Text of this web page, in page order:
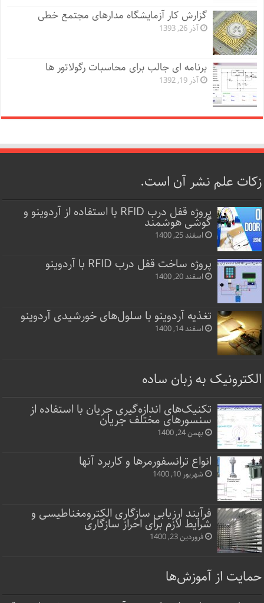
گزارش کار آزمایشگاه مدارهای مجتمع خطی
آذر 26, 1393
برنامه ای جالب برای محاسبات رگولاتور ها
آذر 19, 1392
زکات علم نشر آن است.
پروژه قفل‌ درب RFID با استفاده از آردوینو و
گوشی هوشمند
اسفند 25, 1400
پروژه ساخت قفل‌ درب RFID با آردوینو
اسفند 20, 1400
تغذیه آردوینو با سلول‌های خورشیدی آردوینو
اسفند 14, 1400
الکترونیک به زبان ساده
تکنیک‌های اندازه‌گیری جریان با استفاده از
سنسورهای مختلف جریان
بهمن 24, 1400
انواع ترانسفورمرها و کاربرد آنها
شهریور 10, 1400
فرآیند ارزیابی سازگاری الکترومغناطیسی و
شرایط لازم برای احراز سازگاری
فروردین 23, 1400
حمایت از آموزش‌ها